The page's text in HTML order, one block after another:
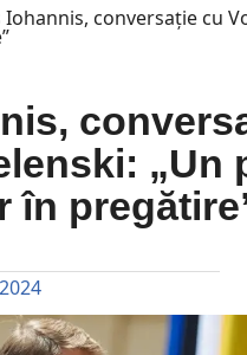
Iohannis, conversație cu
„Un
în